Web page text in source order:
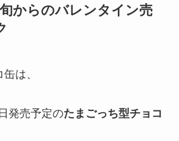
からのバレンタイン売
は、
発売予定のたまごっち型チョコ